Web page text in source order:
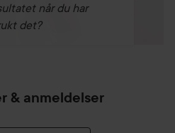
når du har
det?
& anmeldelser